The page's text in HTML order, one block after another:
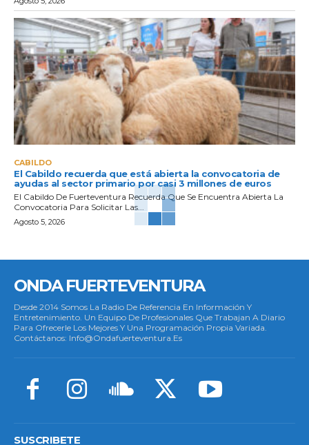
CABILDO
El Cabildo recuerda que está abierta la convocatoria de
ayudas al sector primario por casi 3 millones de euros
El Cabildo De Fuerteventura Recuerda Que Se Encuentra Abierta La
Convocatoria Para Solicitar Las...
Agosto 5, 2026
ONDA FUERTEVENTURA
Desde 2014 Somos La Radio De Referencia En Información Y
Entretenimiento. Un Equipo De Profesionales Que Trabajan A Diario
Para Ofrecerle Los Mejores Y Una Programación Propia Variada.
Contáctanos: Info@ondafuerteventura.es
SUSCRIBETE